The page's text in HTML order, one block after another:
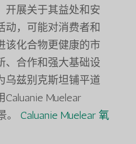
开展关于其益处和安
动，可能对消费者和
该化合物更健康的市
、合作和强大基础设
乌兹别克斯坦铺平道
Muelear
。 Caluanie Muelear 氧